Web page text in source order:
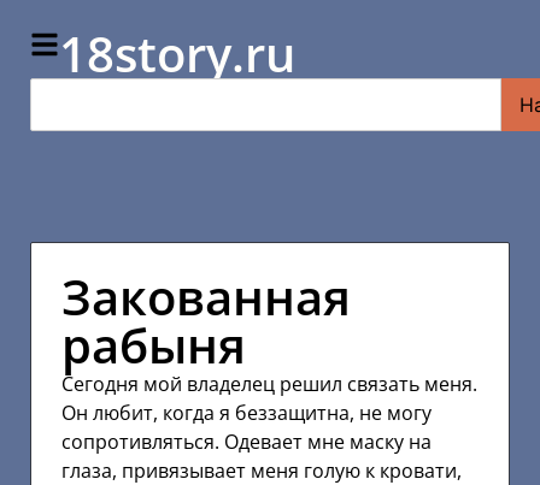
18story.ru
Закованная
рабыня
Сегодня мой владелец решил связать меня.
Он любит, когда я беззащитна, не могу
сопротивляться. Одевает мне маску на
глаза, привязывает меня голую к кровати,